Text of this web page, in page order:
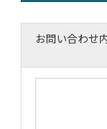
お問い合わせ